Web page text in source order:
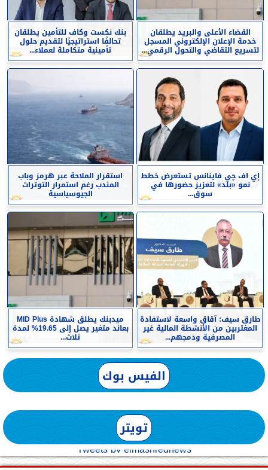
القضاء الأعلى والبريد يطلقان
خدمة الإعلان الإلكتروني المسجل
لتسريع التقاضي والتحول الرقمي...
بنك نكست وكاف للتأمين يطلقان
تحالفًا استراتيجيًا لتقديم حلول
تأمينية متكاملة لعملاء...
إي اف چي فاينانس تستعرض خطط
نمو «بلد» لتعزيز حضورها في
سوق...
استقرار الملاحة عبر هرمز وباب
المندب رغم استمرار التوترات
الجيوسياسية
طارق سيف: آقاق واسعة لاستفادة
المغتربين من الأنشطة المالية غير
المصرفية ودمجهم...
ميدبنك يطلق شهادة MID Plus
بعائد متغير يصل إلى 19.65% لمدة
ثلاث...
الفيس بوك
تويتر
Tweets by elmashreqnews